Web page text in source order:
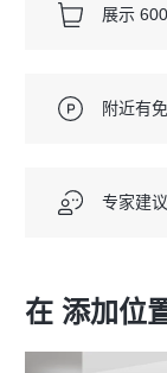
展示
附近有
专家建议
在 添加位